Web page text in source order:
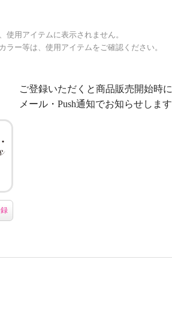
使用アイテムに表示されません。
ラー等は、使用アイテムをご確認ください。
ご登録いただくと商品販売開始時に
メール・Push通知でお知らせします